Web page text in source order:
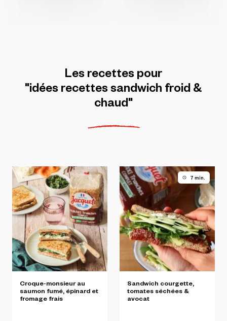
Lesrecettespour
"idéesrecettessandwich froid&
chaud"
Croque-monsieur au
saumon fumé, épinard et
fromage frais
7 min.
Sandwich courgette,
tomates séchées &
avocat